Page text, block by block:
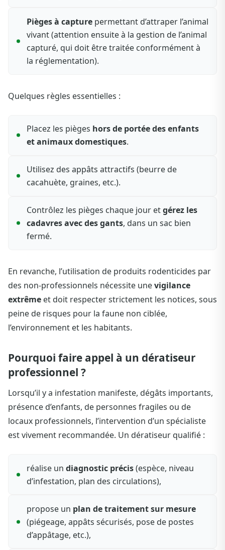
Pièges à capture permettant d’attraper l’animal
vivant (attention ensuite à la gestion de l’animal
capturé, qui doit être traitée conformément à
la réglementation).
Quelques règles essentielles :
Placez les pièges hors de portée des enfants
et animaux domestiques.
Utilisez des appâts attractifs (beurre de
cacahuète, graines, etc.).
Contrôlez les pièges chaque jour etgérez les
cadavres avec des gants, dans un sac bien
fermé.
En revanche, l’utilisation de produits rodenticides par
des non-professionnels nécessite unevigilance
extrême et doit respecter strictement les notices, sous
peine de risques pour la faune non ciblée,
l’environnement et les habitants.
Pourquoi faire appel à un dératiseur
professionnel ?
Lorsqu’il y a infestation manifeste, dégâts importants,
présence d’enfants, de personnes fragiles ou de
locaux professionnels, l’intervention d’un spécialiste
est vivement recommandée. Un dératiseur qualifié :
réalise un diagnostic précis(espèce, niveau
d’infestation, plan des circulations),
propose un plan de traitement sur mesure
(piégeage, appâts sécurisés, pose de postes
d’appâtage, etc.),